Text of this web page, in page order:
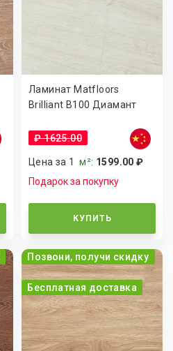
Ламинат Matfloors
Brilliant B100 Диамант
₽ 1625.00
Цена за 1м²: 1599.00 ₽
Подарок за покупку
КУПИТЬ
Позвони, получи скидку
Бесплатная доставка